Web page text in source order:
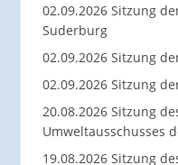
02.09.2026 Sitzung
Suderburg
02.09.2026 Sitzung
02.09.2026 Sitzung
20.08.2026 Sitzung
Umweltausschusses
19.08.2026 Sitzung